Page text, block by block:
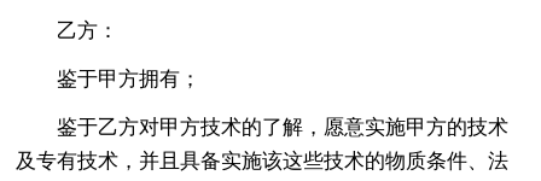
乙方：
鉴于甲方拥有；
鉴于乙方对甲方技术的了解，愿意实施甲方的技术
及专有技术，并且具备实施该这些技术的物质条件、法